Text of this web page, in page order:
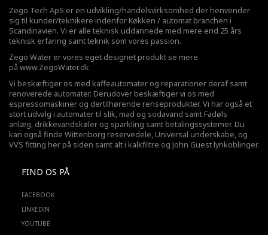
Zego Tech ApS er en udvikling/handelsvirksomhed der henvender
sig til kunder/teknikere indenfor Køkken / automat branchen i
Scandinavien. Vi er alle teknisk uddannede med mere end 25 års
teknisk erfaring samt teknik som vores passion.
Zego Water er vores eget designet produkt se mere
på www.ZegoWater.dk
Vi beskæftiger os med kaffeautomater og reparationer deraf samt
renoverede automater. Derudover beskæftiger vi os med
espressomaskiner og dertilhørende renseprodukter. Vi har også et
stort udvalg i automater til slik, mad og sodavand samt Fadøls
anlæg, drikkevandskøler og sparkling samt betalingssystemer. Du
kan også finde Wittenborg reservedele, Universal underskabe, og
VVS fitting her på siden samt alt i kalkfiltre og John Guest lynkoblinger.
FIND OS PÅ
FACEBOOK
LINKEDIN
YOUTUBE